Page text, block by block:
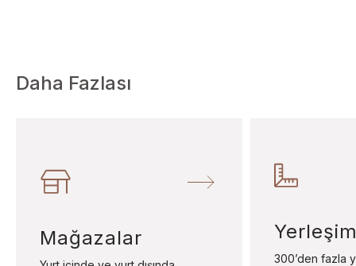
Daha Fazlası
Mağazalar
300’den fazla